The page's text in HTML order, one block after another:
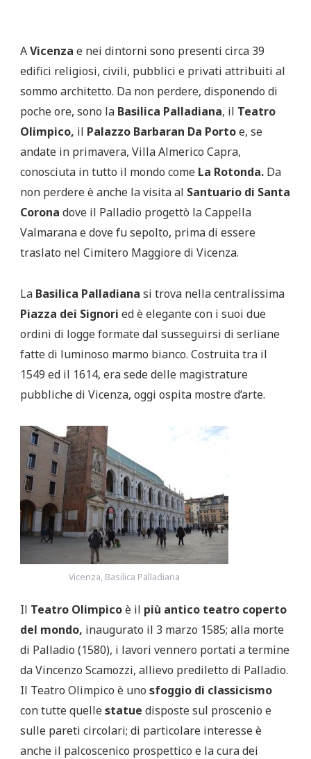
AVicenza e nei dintorni sono presenti circa 39
edifici religiosi, civili, pubblici e privati attribuiti al
sommo architetto. Da non perdere, disponendo di
poche ore, sono la Basilica Palladiana, il Teatro
Olimpico, il Palazzo Barbaran Da Portoe, se
andate in primavera, Villa Almerico Capra,
conosciuta in tutto il mondo come La Rotonda. Da
non perdere è anche la visita al Santuario di Santa
Corona dove il Palladio progettò la Cappella
Valmarana e dove fu sepolto, prima di essere
traslato nel Cimitero Maggiore di Vicenza.
La Basilica Palladiana si trova nella centralissima
Piazza dei Signori ed è elegante con i suoi due
ordini di logge formate dal susseguirsi di serliane
fatte di luminoso marmo bianco. Costruita tra il
1549 ed il 1614, era sede delle magistrature
pubbliche di Vicenza, oggi ospita mostre d’arte.
Vicenza, Basilica Palladiana
Il Teatro Olimpicoè il più antico teatro coperto
del mondo, inaugurato il 3 marzo 1585; alla morte
di Palladio (1580), i lavori vennero portati a termine
da Vincenzo Scamozzi, allievo prediletto di Palladio.
Il Teatro Olimpico è uno sfoggio di classicismo
con tutte quellestatue disposte sul proscenio e
sulle pareti circolari; di particolare interesse è
anche il palcoscenico prospettico e la cura dei